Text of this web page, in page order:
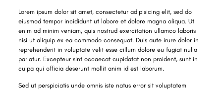
Lorem ipsum dolor sit amet, consectetur adipisicing elit, sed do
eiusmod tempor incididunt ut labore et dolore magna aliqua. Ut
enim ad minim veniam, quis nostrud exercitation ullamco laboris
nisi ut aliquip ex ea commodo consequat. Duis aute irure dolor in
reprehenderit in voluptate velit esse cillum dolore eu fugiat nulla
pariatur. Excepteur sint occaecat cupidatat non proident, sunt in
culpa qui officia deserunt mollit anim id est laborum.
Sed ut perspiciatis unde omnis iste natus error sit voluptatem